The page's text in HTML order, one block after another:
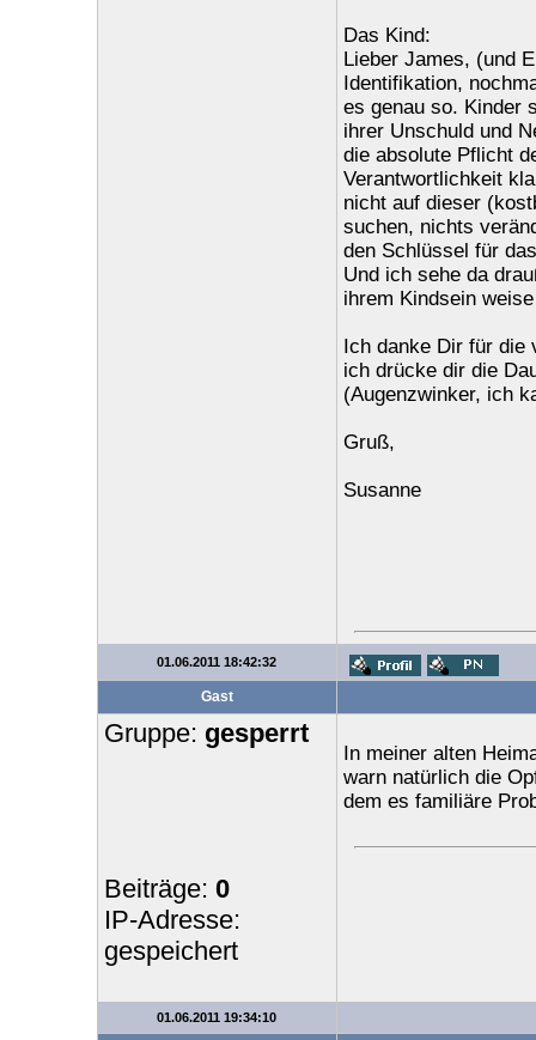
Das Kind:
Lieber James, (und
Identifikation,
es genau so. Kinder
ihrer Unschuld und
die absolute Pflicht
Verantwortlichkeit
nicht auf dieser
suchen, nichts
den Schlüssel für
Und ich sehe da
ihrem Kindsein
Ich danke Dir für die
ich drücke dir die
(Augenzwinker, ich
Gruß,
Susanne
01.06.2011 18:42:32
Gast
Gruppe: gesperrt
Beiträge: 0
IP-Adresse:
gespeichert
In meiner alten
warn natürlich die
dem es familiäre
01.06.2011 19:34:10